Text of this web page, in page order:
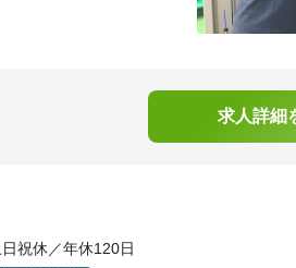
求人詳細
祝休／年休120日